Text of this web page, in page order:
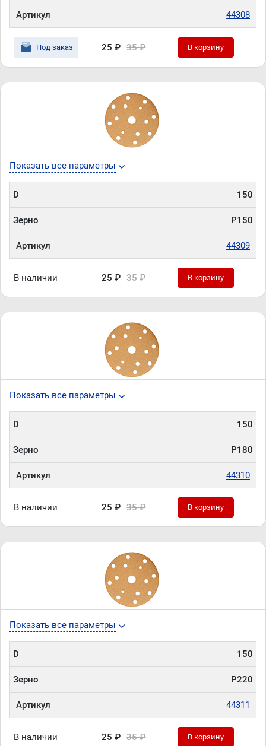
Артикул 44308
Под заказ 25 ₽ 35 ₽ В корзину
Показать все параметры
D 150
Зерно P150
Артикул 44309
В наличии 25 ₽ 35 ₽ В корзину
Показать все параметры
D 150
Зерно P180
Артикул 44310
В наличии 25 ₽ 35 ₽ В корзину
Показать все параметры
D 150
Зерно P220
Артикул 44311
В наличии 25 ₽ 35 ₽ В корзину